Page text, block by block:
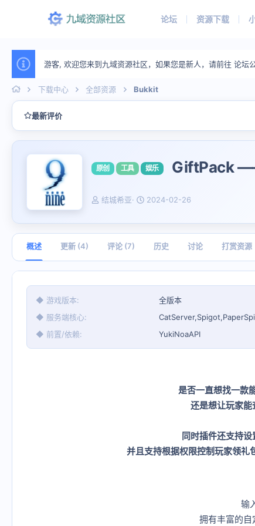
论坛 资源下载
游客, 欢迎您来到九域资源社区，如果您是新人，请前往 论坛
下载中心 全部资源 Bukkit
最新评价
原创 工具 娱乐 GiftPack
作
结城希亚
创
2024-02-26
概述 更新 (4) 评论 (7) 历史 讨论 打赏资源
◆ 游戏版本
全版本
◆ 服务端核心
◆ 前置/依赖
YukiNoaAPI
是否一直想找一款
还是想让玩家能
同时插件还支持设
并且支持根据权限控制玩家领
输
拥有丰富的自